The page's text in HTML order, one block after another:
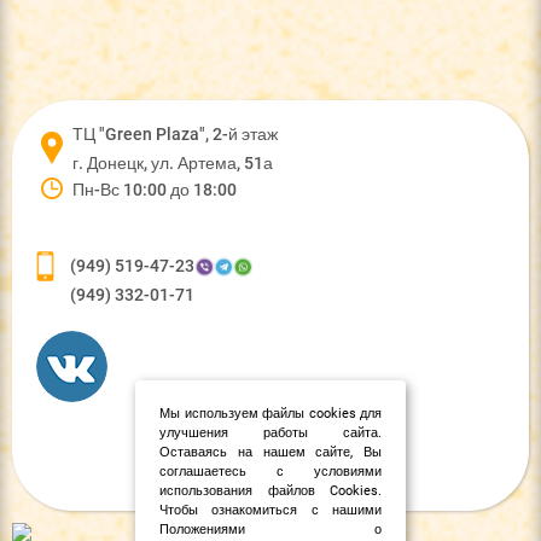
ТЦ "Green Plaza", 2-й этаж
г. Донецк, ул. Артема, 51а
Пн-Вс 10:00 до 18:00
(949) 519-47-23
(949) 332-01-71
Мы используем файлы cookies для
улучшения работы сайта.
Оставаясь на нашем сайте, Вы
соглашаетесь с условиями
использования файлов Cookies.
Чтобы ознакомиться с нашими
Положениями о